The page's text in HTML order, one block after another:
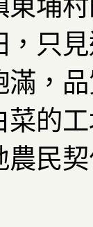
東埔
只
滿，
菜的
農民